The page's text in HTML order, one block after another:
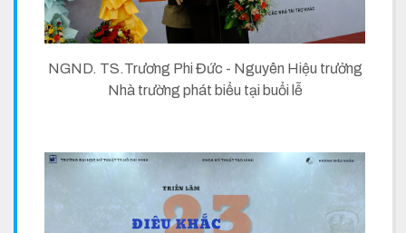
NGND. TS.Trương Phi Đức - Nguyên Hiệu trưởng
Nhà trường phát biểu tại buổi lễ